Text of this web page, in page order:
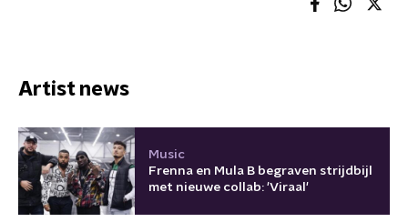
Artist news
Music
Frenna en Mula B begraven strijdbijl
met nieuwe collab: 'Viraal'